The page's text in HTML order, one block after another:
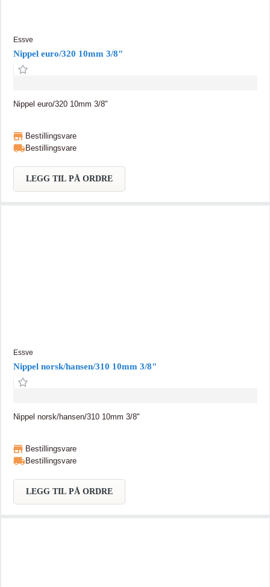
Essve
Nippel euro/320 10mm 3/8"
Nippel euro/320 10mm 3/8"
Bestillingsvare
Bestillingsvare
LEGG TIL PÅ ORDRE
Essve
Nippel norsk/hansen/310 10mm 3/8"
Nippel norsk/hansen/310 10mm 3/8"
Bestillingsvare
Bestillingsvare
LEGG TIL PÅ ORDRE